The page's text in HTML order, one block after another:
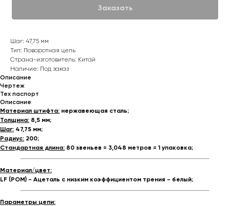
Заказать
Шаг: 47,75 мм
Тип: Поворотная цепь
Страна-изготовитель: Китай
Наличие: Под заказ
Описание
Чертеж
Тех паспорт
Описание
Материал штифта: нержавеющая сталь;
Толщина: 8,5 мм;
Шаг: 47,75 мм;
Радиус: 200;
Стандартная длина: 80 звеньев = 3,048 метров = 1 упаковка;
Материал/цвет:
LF (POM) - Ацеталь с низким коэффициентом трения - белый;
Параметры цепи: